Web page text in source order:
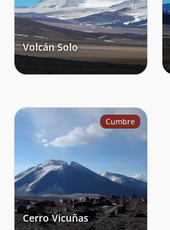
Volcán Solo
Cumbre
Cerro Vicuñas